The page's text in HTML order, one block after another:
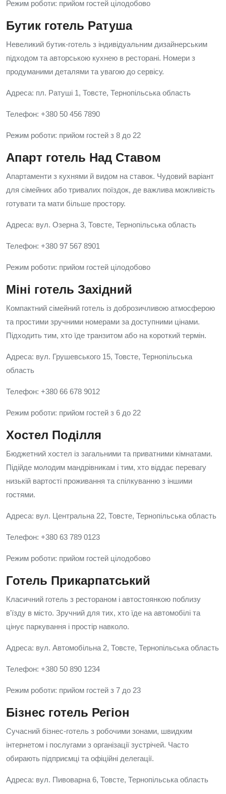
Режим роботи: прийом гостей цілодобово
Бутик готель Ратуша
Невеликий бутик-готель з індивідуальним дизайнерським
підходом та авторською кухнею в ресторані. Номери з
продуманими деталями та увагою до сервісу.
Адреса: пл. Ратуші 1, Товсте, Тернопільська область
Телефон: +380 50 456 7890
Режим роботи: прийом гостей з 8 до 22
Апарт готель Над Ставом
Апартаменти з кухнями й видом на ставок. Чудовий варіант
для сімейних або тривалих поїздок, де важлива можливість
готувати та мати більше простору.
Адреса: вул. Озерна 3, Товсте, Тернопільська область
Телефон: +380 97 567 8901
Режим роботи: прийом гостей цілодобово
Міні готель Західний
Компактний сімейний готель із доброзичливою атмосферою
та простими зручними номерами за доступними цінами.
Підходить тим, хто їде транзитом або на короткий термін.
Адреса: вул. Грушевського 15, Товсте, Тернопільська
область
Телефон: +380 66 678 9012
Режим роботи: прийом гостей з 6 до 22
Хостел Поділля
Бюджетний хостел із загальними та приватними кімнатами.
Підійде молодим мандрівникам і тим, хто віддає перевагу
низькій вартості проживання та спілкуванню з іншими
гостями.
Адреса: вул. Центральна 22, Товсте, Тернопільська область
Телефон: +380 63 789 0123
Режим роботи: прийом гостей цілодобово
Готель Прикарпатський
Класичний готель з рестораном і автостоянкою поблизу
в'їзду в місто. Зручний для тих, хто їде на автомобілі та
цінує паркування і простір навколо.
Адреса: вул. Автомобільна 2, Товсте, Тернопільська область
Телефон: +380 50 890 1234
Режим роботи: прийом гостей з 7 до 23
Бізнес готель Регіон
Сучасний бізнес-готель з робочими зонами, швидким
інтернетом і послугами з організації зустрічей. Часто
обирають підприємці та офіційні делегації.
Адреса: вул. Пивоварна 6, Товсте, Тернопільська область